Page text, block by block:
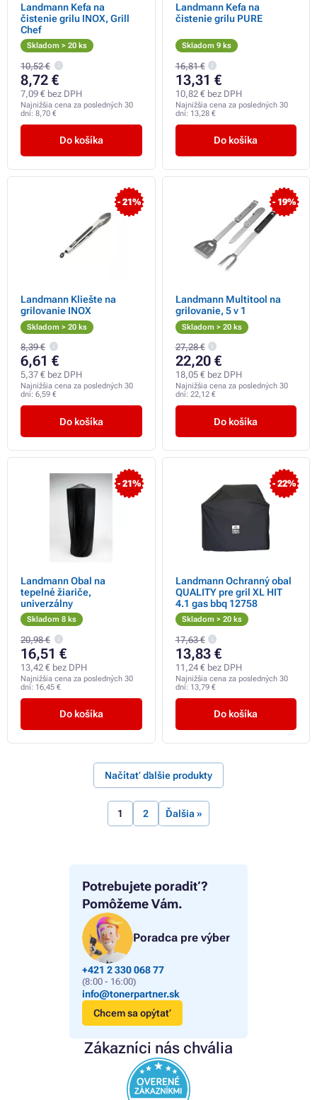
Potrebujete poradiť?
Pomôžeme Vám.
Poradca pre výber
+421 2 330 068 77
(8:00 - 16:00)
info@tonerpartner.sk
Chcem sa opýtať
Zákazníci nás chvália
Landmann Kefa na
čistenie grilu INOX, Grill
Chef
Skladom > 20 ks
10,52 €
8,72 €
7,09 € bez DPH
Najnižšia cena za posledných 30
dní: 8,70 €
Do košíka
Landmann Kefa na
čistenie grilu PURE
Skladom 9 ks
16,81 €
13,31 €
10,82 € bez DPH
Najnižšia cena za posledných 30
dní: 13,28 €
Do košíka
- 21%
Landmann Kliešte na
grilovanie INOX
Skladom > 20 ks
8,39 €
6,61 €
5,37 € bez DPH
Najnižšia cena za posledných 30
dní: 6,59 €
Do košíka
- 19%
Landmann Multitool na
grilovanie, 5 v 1
Skladom > 20 ks
27,28 €
22,20 €
18,05 € bez DPH
Najnižšia cena za posledných 30
dní: 22,12 €
Do košíka
- 21%
Landmann Obal na
tepelné žiariče,
univerzálny
Skladom 8 ks
20,98 €
16,51 €
13,42 € bez DPH
Najnižšia cena za posledných 30
dní: 16,45 €
Do košíka
- 22%
Landmann Ochranný obal
QUALITY pre gril XL HIT
4.1 gas bbq 12758
Skladom > 20 ks
17,63 €
13,83 €
11,24 € bez DPH
Najnižšia cena za posledných 30
dní: 13,79 €
Do košíka
Načítať ďalšie produkty
1 2 Ďalšia »